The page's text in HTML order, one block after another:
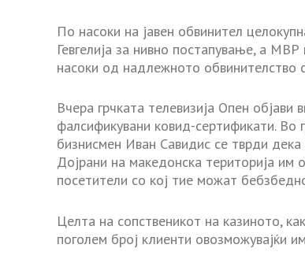
По насоки на јавен обвинител
Гевгелија за нивно постапување, а
насоки од надлежното обвинителство
Вчера грчката телевизија Опен
фалсификувани ковид-сертификати. Во
бизнисмен Иван Савидис се тврди
Дојрани на македонска територија им
посетители со кој тие можат
Целта на сопственикот на казиното,
поголем број клиенти овозможувајќи